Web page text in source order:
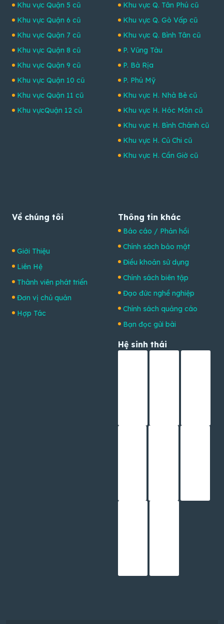
Khu vực Quận 5 cũ
Khu vực Quận 6 cũ
Khu vực Quận 7 cũ
Khu vực Quận 8 cũ
Khu vực Quận 9 cũ
Khu vực Quận 10 cũ
Khu vực Quận 11 cũ
Khu vựcQuận 12 cũ
Khu vực Q. Tân Phú cũ
Khu vực Q. Gò Vấp cũ
Khu vực Q. Bình Tân cũ
P. Vũng Tàu
P. Bà Rịa
P. Phú Mỹ
Khu vực H. Nhà Bè cũ
Khu vực H. Hóc Môn cũ
Khu vực H. Bình Chánh cũ
Khu vực H. Củ Chi cũ
Khu vực H. Cần Giờ cũ
Về chúng tôi
Giới Thiệu
Liên Hệ
Thành viên phát triển
Đơn vị chủ quản
Hợp Tác
Thông tin khác
Báo cáo / Phản hồi
Chính sách bảo mật
Điều khoản sử dụng
Chính sách biên tập
Đạo đức nghề nghiệp
Chính sách quảng cáo
Bạn đọc gửi bài
Hệ sinh thái